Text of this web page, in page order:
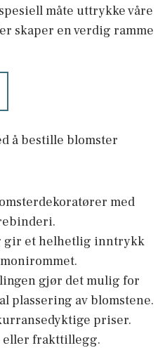
måte uttrykke våre
skaper en verdig ramme
å bestille blomster
med
gir et helhetlig inntrykk
gjør det mulig for
plassering av blomstene.
priser.
eller frakttillegg.